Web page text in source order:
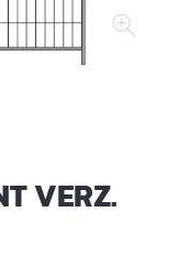
VERZ.